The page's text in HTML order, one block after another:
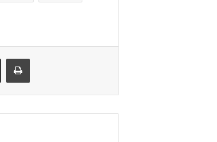
Partager par email Imprimer